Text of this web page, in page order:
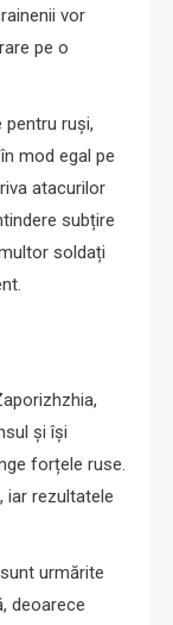
vor
pe o
ruși,
mod egal pe
atacurilor
subțire
soldați
și își
forțele ruse.
iar rezultatele
urmărite
deoarece